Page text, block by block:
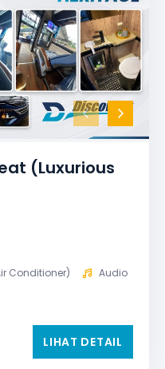
(Luxurious
Conditioner)
Audio
dll)LIHAT DETAIL